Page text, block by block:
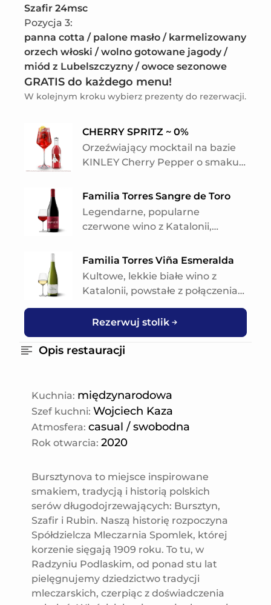
Szafir 24msc
Pozycja 3:
panna cotta / palone masło / karmelizowany
orzech włoski / wolno gotowane jagody /
miód z Lubelszczyzny / owoce sezonowe
GRATIS do każdego menu!
W kolejnym kroku wybierz prezenty do rezerwacji.
CHERRY SPRITZ ~ 0%
Orzeźwiający mocktail na bazie
KINLEY Cherry Pepper o smaku
pieprzu z dodatkiem włoskiego
wermutu - gratis!
Familia Torres Sangre de Toro
Legendarne, popularne
czerwone wino z Katalonii,
Garnacha i Cariñena
dojrzewających w dębowych
beczkach. W bukiecie dominują
ciemne owoce leśne, jeżyny i
palonej kawy. W ustach pełne,
aksamitne i zbalansowane, z
miękkimi taninami i długim
Familia Torres Viña Esmeralda
Kultowe, lekkie białe wino z
Katalonii, powstałe z połączenia
szczepów Moscatel i
Gewürztraminer o intensywnym
aromacie. W bukiecie jaśmin,
dzika róża oraz egzotyczne
z idealnym balansem pomiędzy
subtelną słodyczą a
orzeźwieniem. (150ml)
Rezerwuj stolik
Opis restauracji
Kuchnia: międzynarodowa
Szef kuchni: Wojciech Kaza
Atmosfera: casual / swobodna
Rok otwarcia: 2020
Bursztynova to miejsce inspirowane
smakiem, tradycją i historią polskich
serów długodojrzewających: Bursztyn,
Szafir i Rubin. Naszą historię rozpoczyna
Spółdzielcza Mleczarnia Spomlek, której
korzenie sięgają 1909 roku. To tu, w
Radzyniu Podlaskim, od ponad stu lat
pielęgnujemy dziedzictwo tradycji
mleczarskich, czerpiąc z doświadczenia